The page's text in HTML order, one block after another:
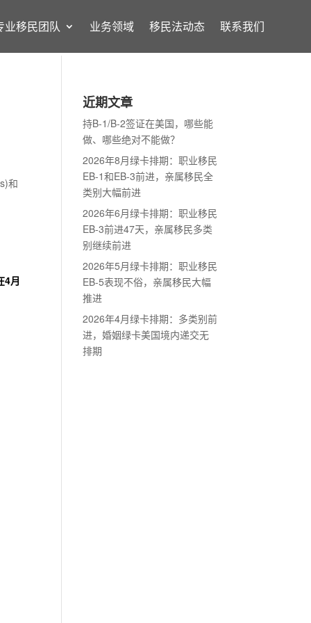
业移民团队 业务领域 移民法动态 联系我们
和
4月
近期文章
持B-1/B-2签证在美国，哪些能
做、哪些绝对不能做？
2026年8月绿卡排期：职业移民
EB-1和EB-3前进，亲属移民全
类别大幅前进
2026年6月绿卡排期：职业移民
EB-3前进47天，亲属移民多类
别继续前进
2026年5月绿卡排期：职业移民
EB-5表现不俗，亲属移民大幅
推进
2026年4月绿卡排期：多类别前
进，婚姻绿卡美国境内递交无
排期